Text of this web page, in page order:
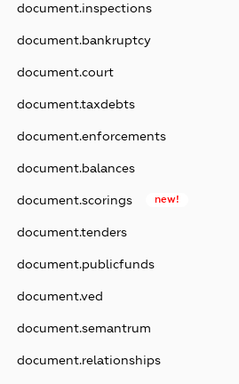
document.inspections
document.bankruptcy
document.court
document.taxdebts
document.enforcements
document.balances
document.scorings new!
document.tenders
document.publicfunds
document.ved
document.semantrum
document.relationships